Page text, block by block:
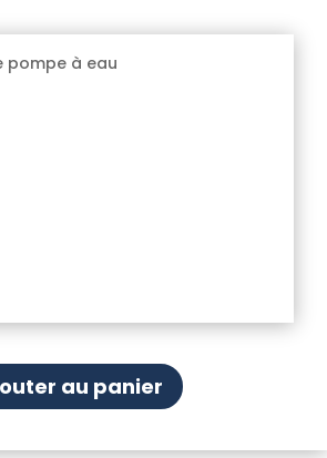
pompe à eau
au panier